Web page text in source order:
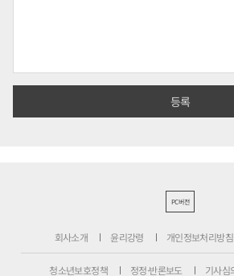
PC버전
회사소개 윤리강령 개인정보처리방침
청소년보호정책 정정·반론보도 기사심